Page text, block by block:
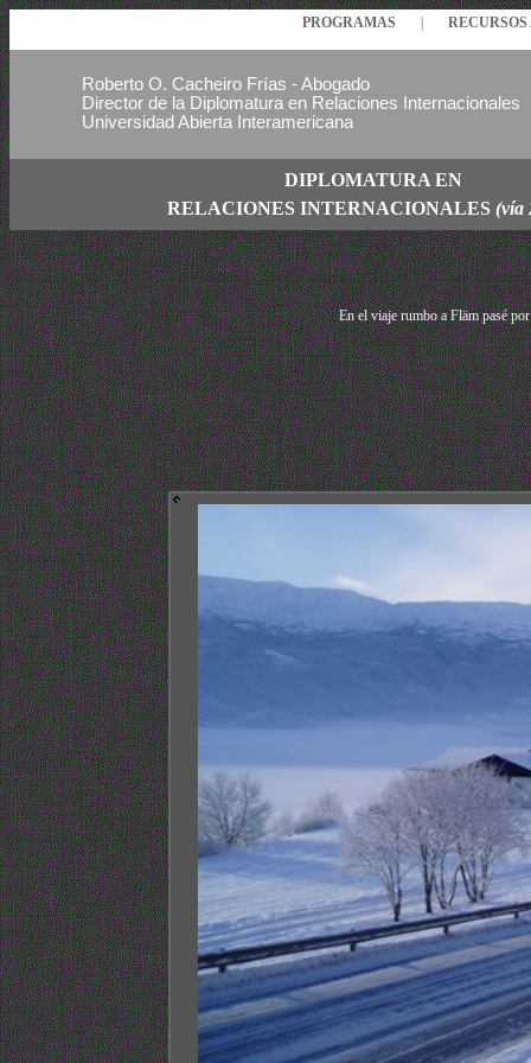
PROGRAMAS
Roberto O. Cacheiro Frías - Abogado
Director de la Diplomatura en Relaciones Internacionales
Universidad Abierta Interamericana
DIPLOMATURA EN
RELACIONES INTERNACIONALES (vía
En el viaje rumbo a Fläm pasé